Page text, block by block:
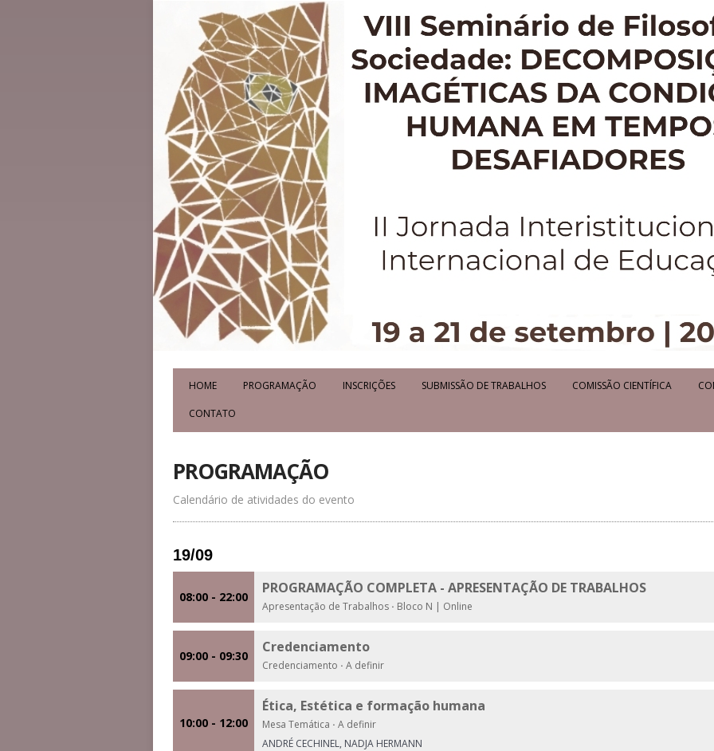
HOME PROGRAMAÇÃO INSCRIÇÕES SUBMISSÃO DE TRABALHOS COMISSÃO CIENTÍFICA
CONTATO
PROGRAMAÇÃO
Calendário de atividades do evento
19/09
08:00 - 22:00
PROGRAMAÇÃO COMPLETA - APRESENTAÇÃO DE TRABALHOS
Apresentação de Trabalhos · Bloco N | Online
09:00 - 09:30
Credenciamento
Credenciamento · A definir
10:00 - 12:00
Ética, Estética e formação humana
Mesa Temática · A definir
ANDRÉ CECHINEL, NADJA HERMANN